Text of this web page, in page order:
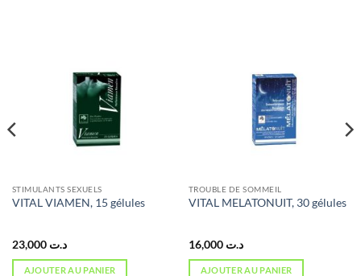
STIMULANTS SEXUELS
VITAL VIAMEN, 15 gélules
د.ت 23,000
AJOUTER AU PANIER
TROUBLE DE SOMMEIL
VITAL MELATONUIT, 30 gélules
د.ت 16,000
AJOUTER AU PANIER